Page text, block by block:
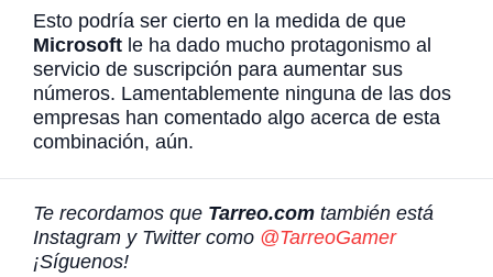
Esto podría ser cierto en la medida de que
Microsoft le ha dado mucho protagonismo al
servicio de suscripción para aumentar sus
números. Lamentablemente ninguna de las dos
empresas han comentado algo acerca de esta
combinación, aún.
Te recordamos que Tarreo.com también está
Instagram y Twitter como @TarreoGamer
¡Síguenos!